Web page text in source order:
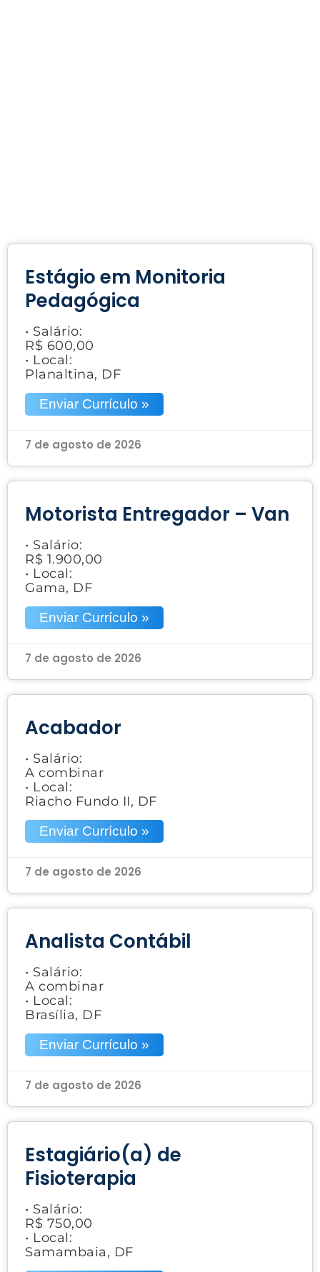
Estágio em Monitoria
Pedagógica
• Salário:
R$ 600,00
• Local:
Planaltina, DF
Enviar Currículo »
7 de agosto de 2026
Motorista Entregador – Van
• Salário:
R$ 1.900,00
• Local:
Gama, DF
Enviar Currículo »
7 de agosto de 2026
Acabador
• Salário:
A combinar
• Local:
Riacho Fundo II, DF
Enviar Currículo »
7 de agosto de 2026
Analista Contábil
• Salário:
A combinar
• Local:
Brasília, DF
Enviar Currículo »
7 de agosto de 2026
Estagiário(a) de
Fisioterapia
• Salário:
R$ 750,00
• Local:
Samambaia, DF